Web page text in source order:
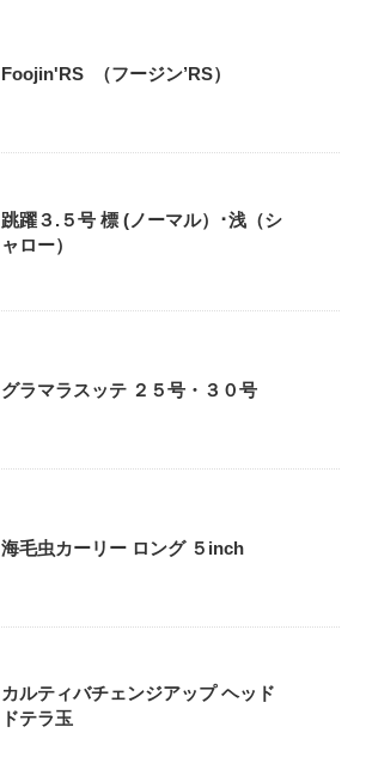
Foojin'RS （フージン’RS）
跳躍３.５号 標 (ノーマル）･浅（シ
ャロー）
グラマラスッテ ２５号・３０号
海毛虫カーリー ロング ５inch
カルティバチェンジアップ ヘッド
ドテラ玉